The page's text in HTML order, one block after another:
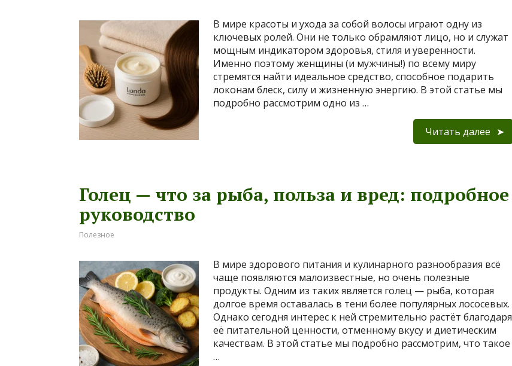
В мире красоты и ухода за собой волосы играют одну из
ключевых ролей. Они не только обрамляют лицо, но и служат
мощным индикатором здоровья, стиля и уверенности.
Именно поэтому женщины (и мужчины!) по всему миру
стремятся найти идеальное средство, способное подарить
локонам блеск, силу и жизненную энергию. В этой статье мы
подробно рассмотрим одно из …
Читать далее
Голец — что за рыба, польза и вред: подробное
руководство
Полезное
В мире здорового питания и кулинарного разнообразия всё
чаще появляются малоизвестные, но очень полезные
продукты. Одним из таких является голец — рыба, которая
долгое время оставалась в тени более популярных лососевых.
Однако сегодня интерес к ней стремительно растёт благодаря
её питательной ценности, отменному вкусу и диетическим
качествам. В этой статье мы подробно рассмотрим, что такое
…